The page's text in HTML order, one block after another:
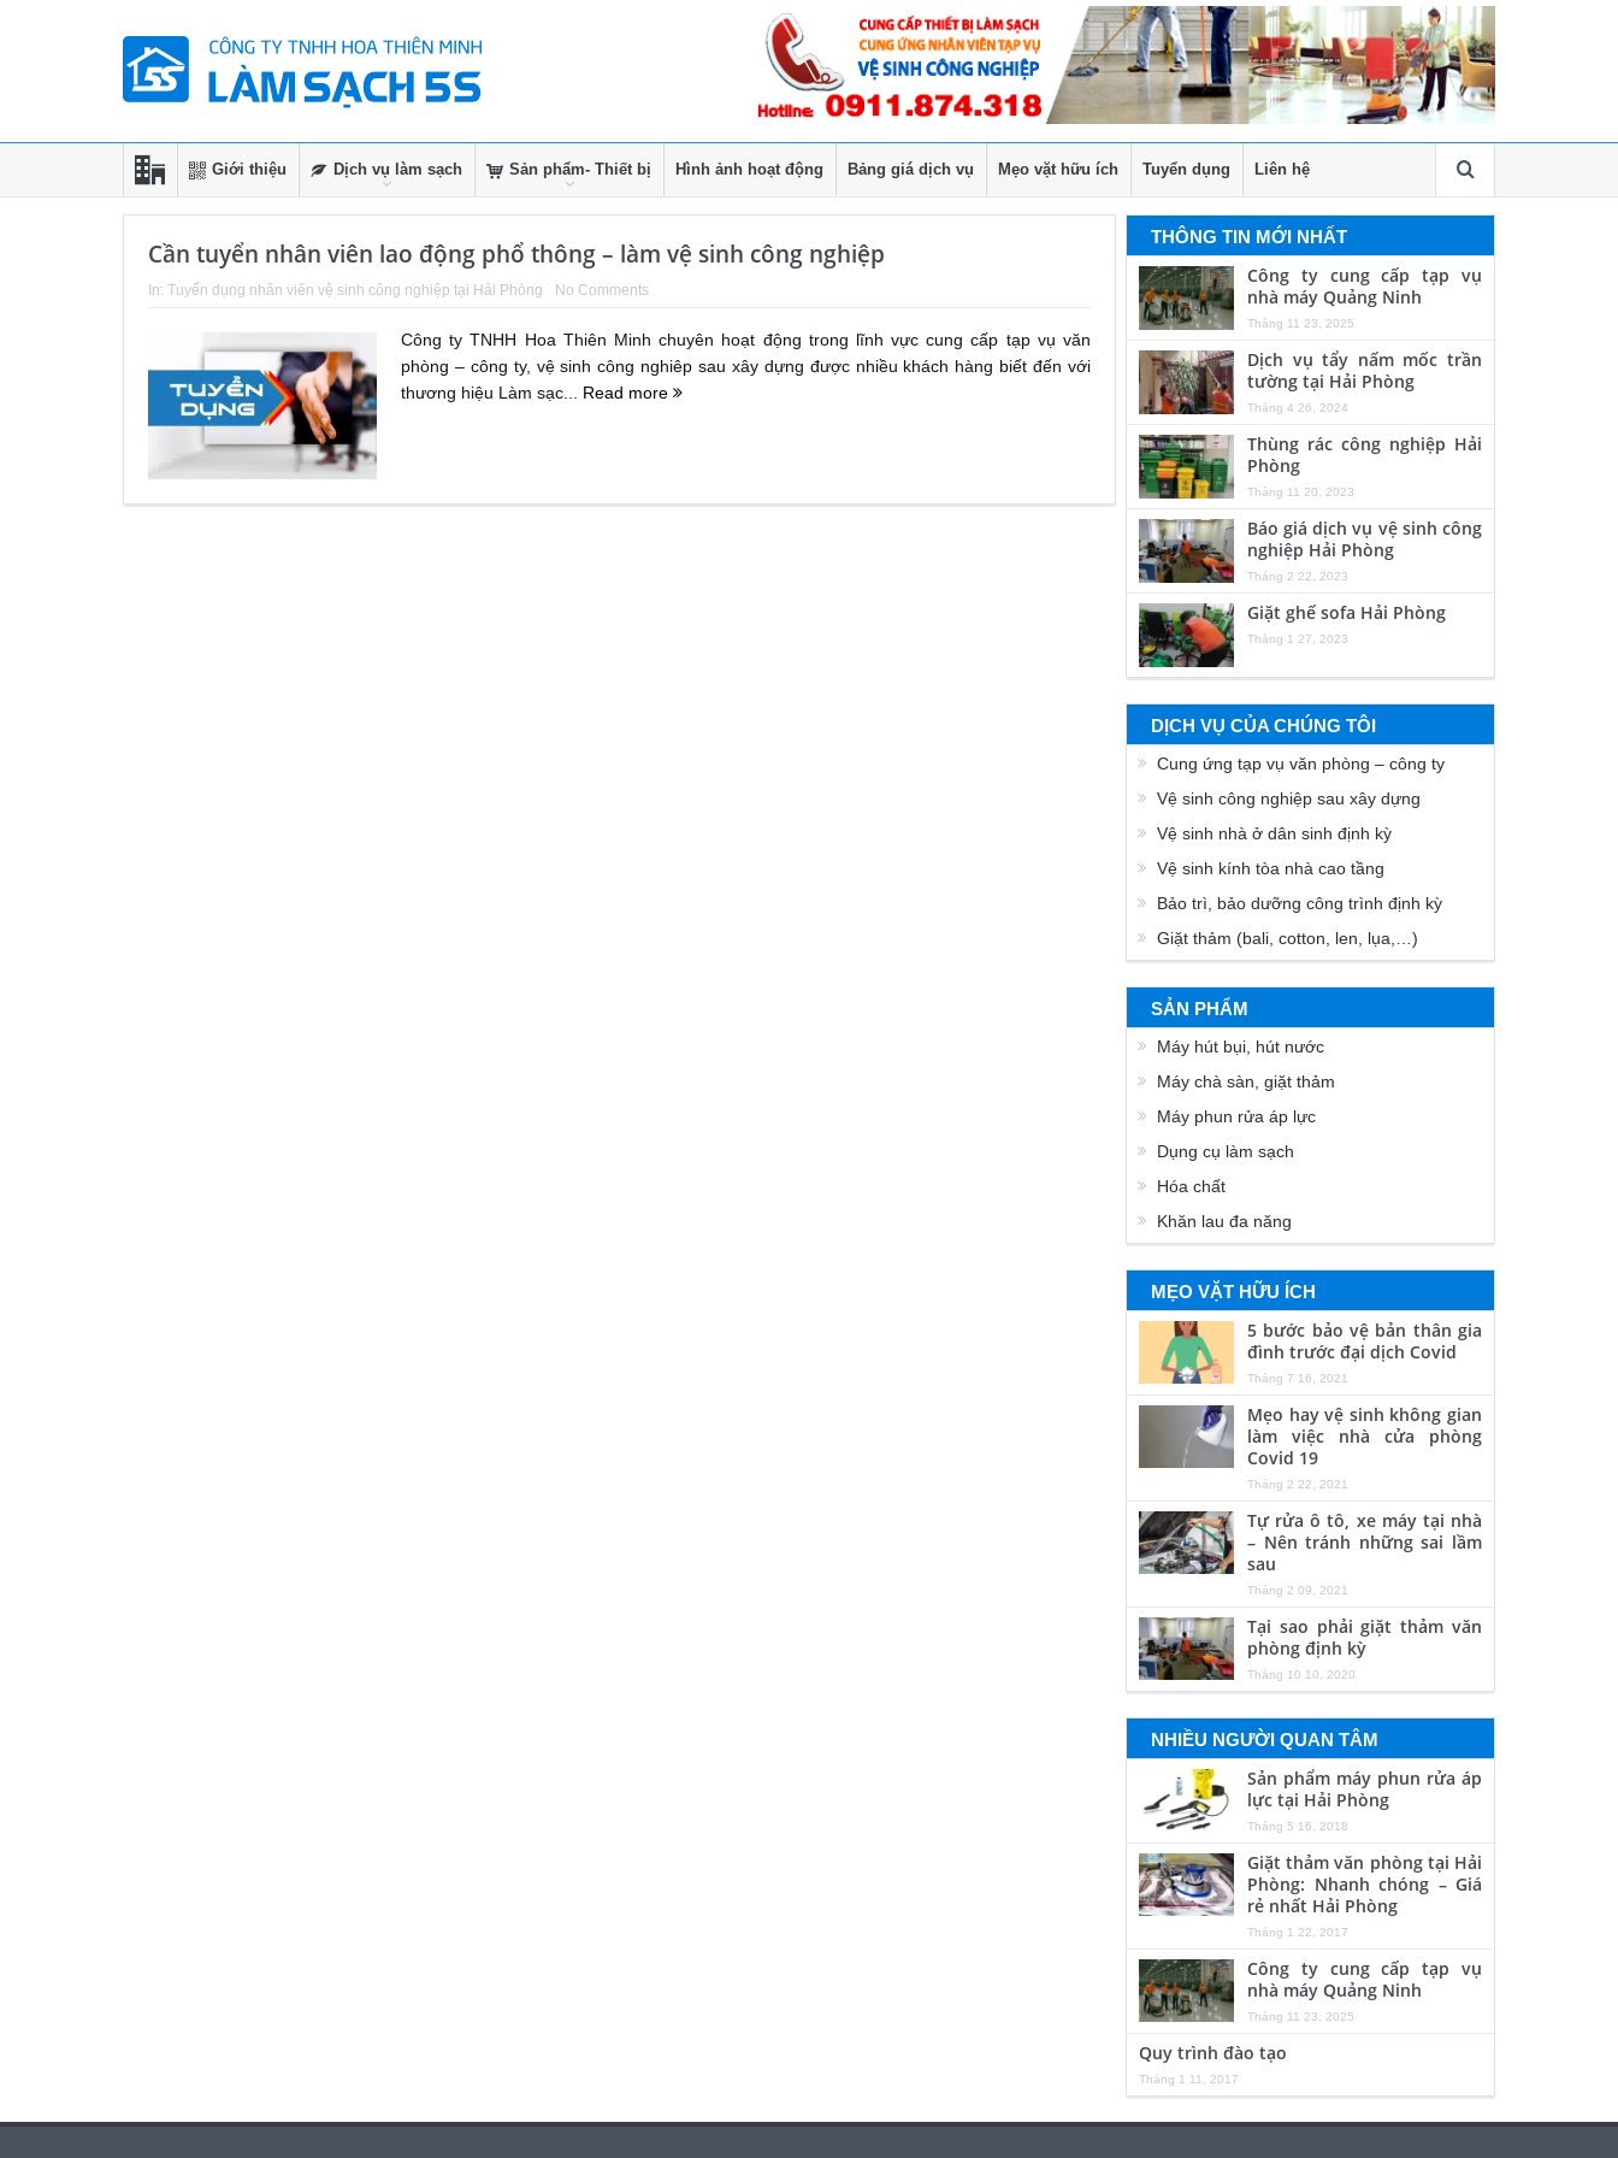
Giới thiệu Dịch vụ làm sạch Sản phẩm- Thiết bị Hình ảnh hoạt động Bảng giá dịch vụ Mẹo vặt hữu ích Tuyển dụng Liên hệ
Cần tuyển nhân viên lao động phổ thông – làm vệ sinh công nghiệp
In: Tuyển dụng nhân viên vệ sinh công nghiệp tại Hải Phòng No Comments
Công ty TNHH Hoa Thiên Minh chuyên hoạt động trong lĩnh vực cung cấp tạp vụ văn
phòng – công ty, vệ sinh công nghiêp sau xây dựng được nhiều khách hàng biết đến với
thương hiệu Làm sạc... Read more
THÔNG TIN MỚI NHẤT
Công ty cung cấp tạp vụ
nhà máy Quảng Ninh
Tháng 11 23, 2025
Dịch vụ tẩy nấm mốc trần
tường tại Hải Phòng
Tháng 4 26, 2024
Thùng rác công nghiệp Hải
Phòng
Tháng 11 20, 2023
Báo giá dịch vụ vệ sinh công
nghiệp Hải Phòng
Tháng 2 22, 2023
Giặt ghế sofa Hải Phòng
Tháng 1 27, 2023
DỊCH VỤ CỦA CHÚNG TÔI
Cung ứng tạp vụ văn phòng – công ty
Vệ sinh công nghiệp sau xây dựng
Vệ sinh nhà ở dân sinh định kỳ
Vệ sinh kính tòa nhà cao tầng
Bảo trì, bảo dưỡng công trình định kỳ
Giặt thảm (bali, cotton, len, lụa,…)
SẢN PHẨM
Máy hút bụi, hút nước
Máy chà sàn, giặt thảm
Máy phun rửa áp lực
Dụng cụ làm sạch
Hóa chất
Khăn lau đa năng
MẸO VẶT HỮU ÍCH
5 bước bảo vệ bản thân gia
đình trước đại dịch Covid
Tháng 7 16, 2021
Mẹo hay vệ sinh không gian
làm việc nhà cửa phòng
Covid 19
Tháng 2 22, 2021
Tự rửa ô tô, xe máy tại nhà
– Nên tránh những sai lầm
sau
Tháng 2 09, 2021
Tại sao phải giặt thảm văn
phòng định kỳ
Tháng 10 10, 2020
NHIỀU NGƯỜI QUAN TÂM
Sản phẩm máy phun rửa áp
lực tại Hải Phòng
Tháng 5 16, 2018
Giặt thảm văn phòng tại Hải
Phòng: Nhanh chóng – Giá
rẻ nhất Hải Phòng
Tháng 1 22, 2017
Công ty cung cấp tạp vụ
nhà máy Quảng Ninh
Tháng 11 23, 2025
Quy trình đào tạo
Tháng 1 11, 2017